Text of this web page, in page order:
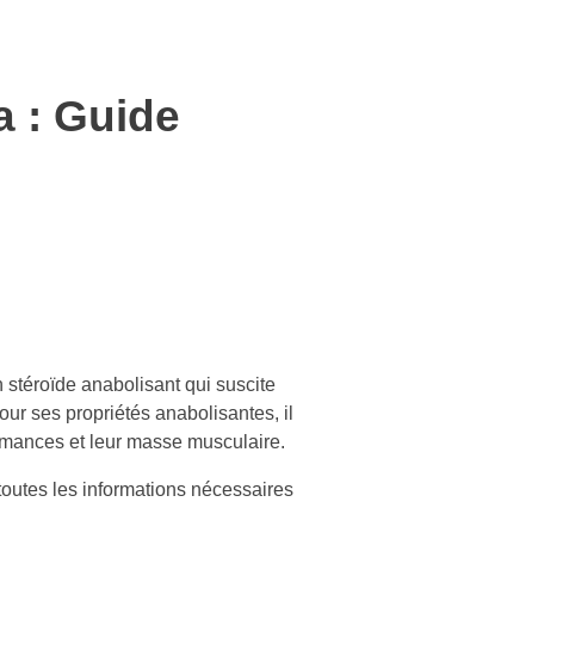
: Guide
stéroïde anabolisant qui suscite
ses propriétés anabolisantes, il
et leur masse musculaire.
les informations nécessaires